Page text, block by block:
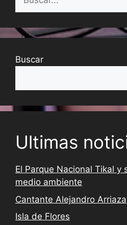
Buscar
Ultimas
El Parque Nacional Tikal y
medio ambiente
Cantante Alejandro Arriaza
Isla de Flores